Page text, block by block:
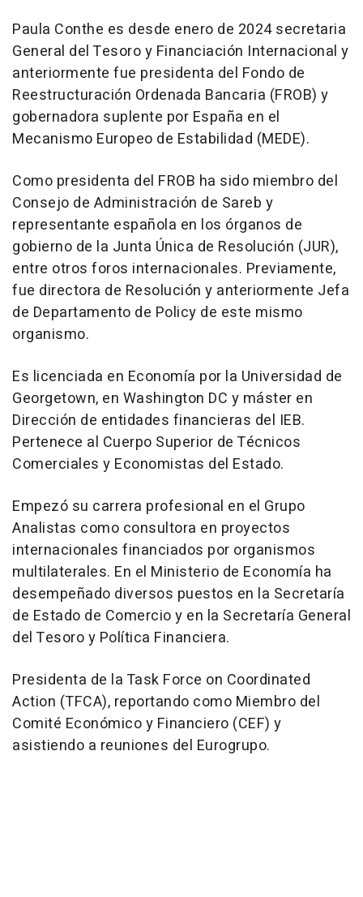
Paula Conthe es desde enero de 2024 secretaria
General del Tesoro y Financiación Internacional y
anteriormente fue presidenta del Fondo de
Reestructuración Ordenada Bancaria (FROB) y
gobernadora suplente por España en el
Mecanismo Europeo de Estabilidad (MEDE).
Como presidenta del FROB ha sido miembro del
Consejo de Administración de Sareb y
representante española en los órganos de
gobierno de la Junta Única de Resolución (JUR),
entre otros foros internacionales. Previamente,
fue directora de Resolución y anteriormente Jefa
de Departamento de Policy de este mismo
organismo.
Es licenciada en Economía por la Universidad de
Georgetown, en Washington DC y máster en
Dirección de entidades financieras del IEB.
Pertenece al Cuerpo Superior de Técnicos
Comerciales y Economistas del Estado.
Empezó su carrera profesional en el Grupo
Analistas como consultora en proyectos
internacionales financiados por organismos
multilaterales. En el Ministerio de Economía ha
desempeñado diversos puestos en la Secretaría
de Estado de Comercio y en la Secretaría General
del Tesoro y Política Financiera.
Presidenta de la Task Force on Coordinated
Action (TFCA), reportando como Miembro del
Comité Económico y Financiero (CEF) y
asistiendo a reuniones del Eurogrupo.